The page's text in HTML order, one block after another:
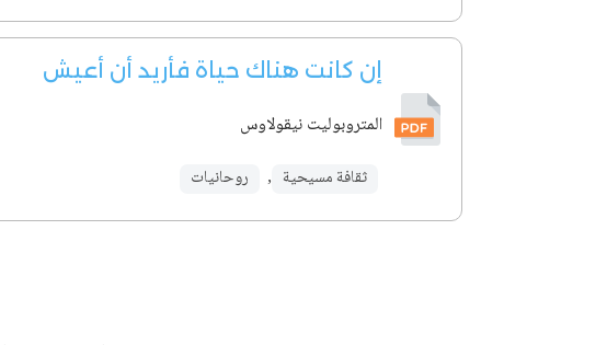
إن كانت هناك حياة فأريد أن أعيش
المتروبوليت نيقولاوس
ثقافة مسيحية , روحانيات